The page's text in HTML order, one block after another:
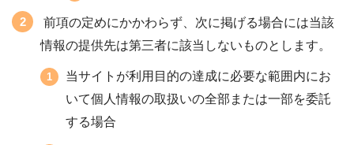
前項の定めにかかわらず、次に掲げる場合には当該
情報の提供先は第三者に該当しないものとします。
当サイトが利用目的の達成に必要な範囲内にお
いて個人情報の取扱いの全部または一部を委託
する場合